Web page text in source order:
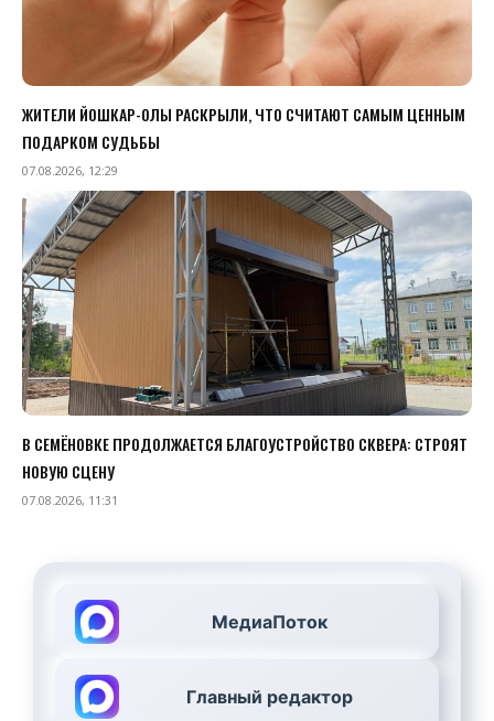
ЖИТЕЛИ ЙОШКАР-ОЛЫ РАСКРЫЛИ, ЧТО СЧИТАЮТ САМЫМ ЦЕННЫМ
ПОДАРКОМ СУДЬБЫ
07.08.2026, 12:29
В СЕМЁНОВКЕ ПРОДОЛЖАЕТСЯ БЛАГОУСТРОЙСТВО СКВЕРА: СТРОЯТ
НОВУЮ СЦЕНУ
07.08.2026, 11:31
МедиаПоток
Главный редактор